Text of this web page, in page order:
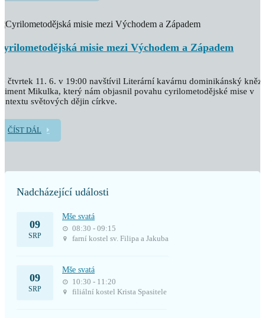
misie mezi Východem a Západem
čtvrtek 11. 6. v 19:00 navštívil Literární kavárnu dominikánský kněz
Mikulka, který nám objasnil povahu cyrilometodějské mise v
světových dějin církve.
ČÍST DÁL
Nadcházející události
09
SRP
Mše svatá
08:30 - 09:15
farní kostel sv. Filipa a Jakuba
09
SRP
Mše svatá
10:30 - 11:20
filiální kostel Krista Spasitele